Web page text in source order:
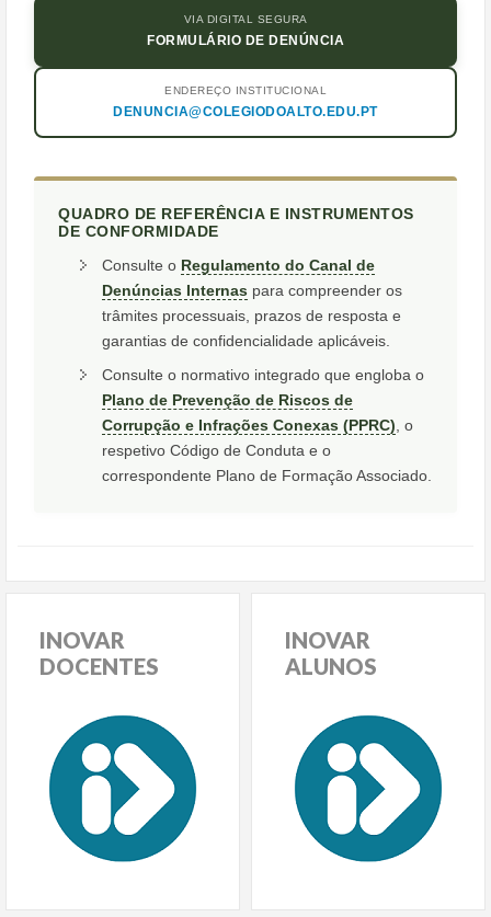
VIA DIGITAL SEGURA
FORMULÁRIO DE DENÚNCIA
ENDEREÇO INSTITUCIONAL
DENUNCIA@COLEGIODOALTO.EDU.PT
QUADRO DE REFERÊNCIA E INSTRUMENTOS
DE CONFORMIDADE
Consulte o Regulamento do Canal de
Denúncias Internas para compreender os
trâmites processuais, prazos de resposta e
garantias de confidencialidade aplicáveis.
Consulte o normativo integrado que engloba o
Plano de Prevenção de Riscos de
Corrupção e Infrações Conexas (PPRC) , o
respetivo Código de Conduta e o
correspondente Plano de Formação Associado.
INOVAR
DOCENTES
INOVAR
ALUNOS